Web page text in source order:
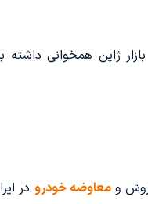
ژاپن همخوانی داشته
ومعاوضه خودرودر